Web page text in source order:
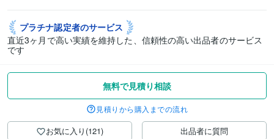
プラチナ認定者のサービス
直近3ヶ月で高い実績を維持した、信頼性の高い出品者のサービス
です
無料で見積り相談
見積りから購入までの流れ
お気に入り(121) 出品者に質問